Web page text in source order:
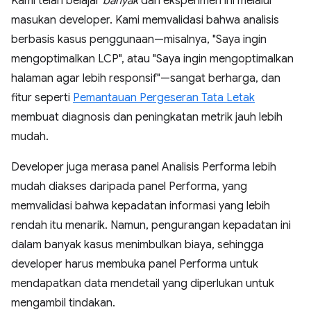
masukan developer. Kami memvalidasi bahwa analisis
berbasis kasus penggunaan—misalnya, "Saya ingin
mengoptimalkan LCP", atau "Saya ingin mengoptimalkan
halaman agar lebih responsif"—sangat berharga, dan
fitur seperti Pemantauan Pergeseran Tata Letak
membuat diagnosis dan peningkatan metrik jauh lebih
mudah.
Developer juga merasa panel Analisis Performa lebih
mudah diakses daripada panel Performa, yang
memvalidasi bahwa kepadatan informasi yang lebih
rendah itu menarik. Namun, pengurangan kepadatan ini
dalam banyak kasus menimbulkan biaya, sehingga
developer harus membuka panel Performa untuk
mendapatkan data mendetail yang diperlukan untuk
mengambil tindakan.